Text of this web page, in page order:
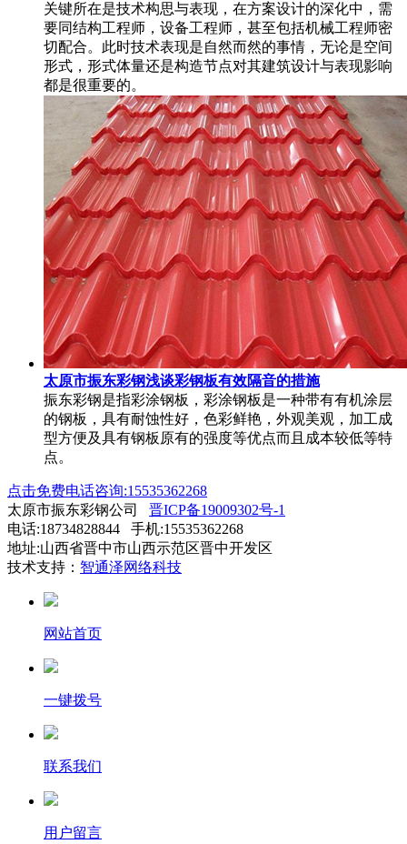
关键所在是技术构思与表现，在方案设计的深化中，需
要同结构工程师，设备工程师，甚至包括机械工程师密
切配合。此时技术表现是自然而然的事情，无论是空间
形式，形式体量还是构造节点对其建筑设计与表现影响
都是很重要的。
太原市振东彩钢浅谈彩钢板有效隔音的措施
振东彩钢是指彩涂钢板，彩涂钢板是一种带有有机涂层
的钢板，具有耐蚀性好，色彩鲜艳，外观美观，加工成
型方便及具有钢板原有的强度等优点而且成本较低等特
点。
点击免费电话咨询:15535362268
太原市振东彩钢公司 晋ICP备19009302号-1
电话:18734828844 手机:15535362268
地址:山西省晋中市山西示范区晋中开发区
技术支持： 智通泽网络科技
网站首页
一键拨号
联系我们
用户留言